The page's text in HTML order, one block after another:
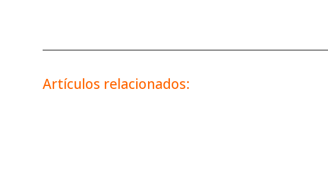
Artículos relacionados: